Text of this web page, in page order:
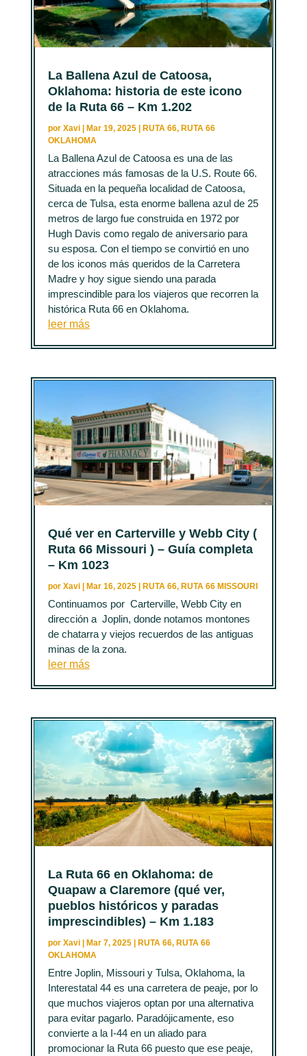
La Ballena Azul de Catoosa,
Oklahoma: historia de este icono
de la Ruta 66 – Km 1.202
por Xavi| Mar 19, 2025| RUTA 66, RUTA 66
OKLAHOMA
La Ballena Azul de Catoosa es una de las
atracciones más famosas de la U.S. Route 66.
Situada en la pequeña localidad de Catoosa,
cerca de Tulsa, esta enorme ballena azul de 25
metros de largo fue construida en 1972 por
Hugh Davis como regalo de aniversario para
su esposa. Con el tiempo se convirtió en uno
de los iconos más queridos de la Carretera
Madre y hoy sigue siendo una parada
imprescindible para los viajeros que recorren la
histórica Ruta 66 en Oklahoma.
leer más
Qué ver en Carterville y Webb City (
Ruta 66 Missouri ) – Guía completa
– Km 1023
por Xavi| Mar 16, 2025| RUTA 66, RUTA 66 MISSOURI
Continuamos por Carterville, Webb City en
dirección a Joplin, donde notamos montones
de chatarra y viejos recuerdos de las antiguas
minas de la zona.
leer más
La Ruta 66 en Oklahoma: de
Quapaw a Claremore (qué ver,
pueblos históricos y paradas
imprescindibles) – Km 1.183
por Xavi| Mar 7, 2025| RUTA 66, RUTA 66
OKLAHOMA
Entre Joplin, Missouri y Tulsa, Oklahoma, la
Interestatal 44 es una carretera de peaje, por lo
que muchos viajeros optan por una alternativa
para evitar pagarlo. Paradójicamente, eso
convierte a la I-44 en un aliado para
promocionar la Ruta 66 puesto que ese peaje,